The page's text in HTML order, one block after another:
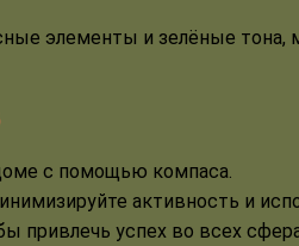
элементы и зелёные
с помощью компаса.
активность и
привлечь успех во всех